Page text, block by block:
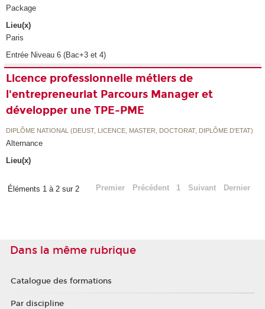
Package
Lieu(x)
Paris
Entrée Niveau 6 (Bac+3 et 4)
Licence professionnelle métiers de
l'entrepreneuriat Parcours Manager et
développer une TPE-PME
DIPLÔME NATIONAL (DEUST, LICENCE, MASTER, DOCTORAT, DIPLÔME D'ETAT)
Alternance
Lieu(x)
Éléments 1 à 2 sur 2 Premier Précédent 1 Suivant Dernier
Dans la même rubrique
Catalogue des formations
Par discipline